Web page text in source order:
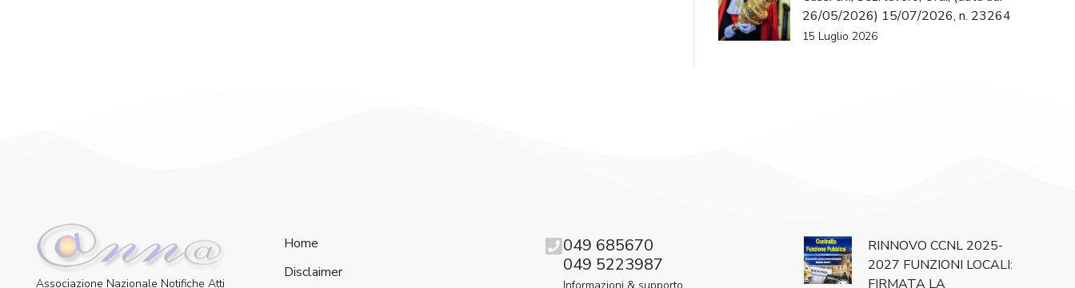
26/05/2026) 15/07/2026, n. 23264
15 Luglio 2026
Associazione Nazionale Notifiche Atti
Home
Disclaimer
049 685670
049 5223987
Informazioni & supporto
RINNOVO CCNL 2025-
2027 FUNZIONI LOCALI:
FIRMATA LA